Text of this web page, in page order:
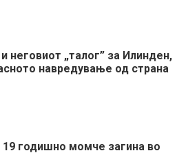
„талог” за Илинден,
навредување од страна
19 годишно момче загина во